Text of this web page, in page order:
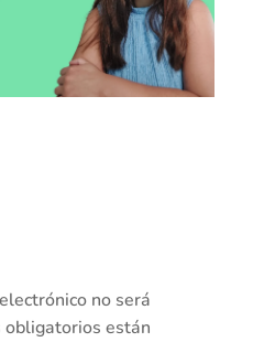
no será
obligatorios están